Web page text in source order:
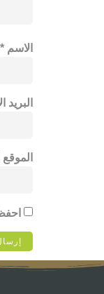
الاسم *
البريد